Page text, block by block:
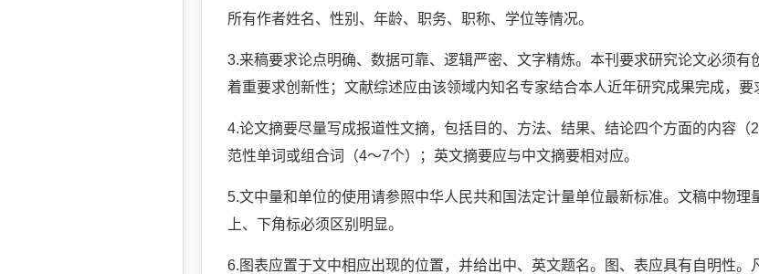
所有作者姓名、性别、年龄、职务、职称、学位等情况。
3.来稿要求论点明确、数据可靠、逻辑严密、文字精炼。本刊要求研究论文必须
着重要求创新性；文献综述应由该领域内知名专家结合本人近年研究成果完成，要
4.论文摘要尽量写成报道性文摘，包括目的、方法、结果、结论四个方面的内容
范性单词或组合词（4～7个）；英文摘要应与中文摘要相对应。
5.文中量和单位的使用请参照中华人民共和国法定计量单位最新标准。文稿中物
上、下角标必须区别明显。
6.图表应置于文中相应出现的位置，并给出中、英文题名。图、表应具有自明性